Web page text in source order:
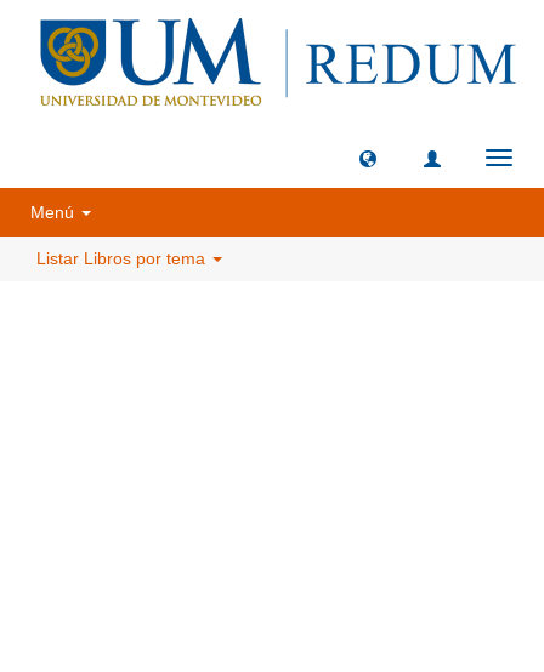
Menú
Listar Libros por tema